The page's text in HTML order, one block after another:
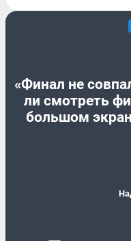
«Финал не
ли смотреть
большом